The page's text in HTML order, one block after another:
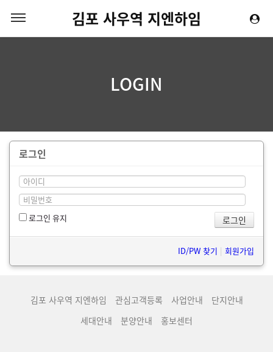
김포 사우역 지엔하임
LOGIN
로그인
로그인 유지
ID/PW 찾기 | 회원가입
김포 사우역 지엔하임 관심고객등록 사업안내
단지안내
세대안내
분양안내 홍보센터